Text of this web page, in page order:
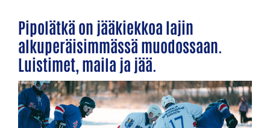
Pipolätkä on jääkiekkoa lajin
alkuperäisimmässä muodossaan.
Luistimet, maila ja jää.